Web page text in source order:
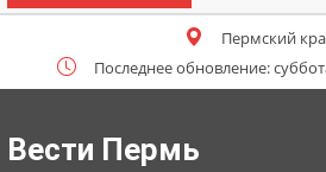
Пермский
Последнее обновление:
Вести Пермь